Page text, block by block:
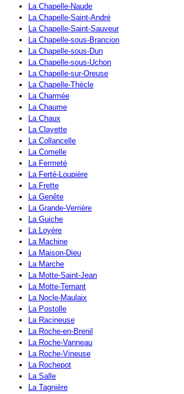
La Chapelle-Naude
La Chapelle-Saint-André
La Chapelle-Saint-Sauveur
La Chapelle-sous-Brancion
La Chapelle-sous-Dun
La Chapelle-sous-Uchon
La Chapelle-sur-Oreuse
La Chapelle-Thècle
La Charmée
La Chaume
La Chaux
La Clayette
La Collancelle
La Comelle
La Fermeté
La Ferté-Loupière
La Frette
La Genête
La Grande-Verrière
La Guiche
La Loyère
La Machine
La Maison-Dieu
La Marche
La Motte-Saint-Jean
La Motte-Ternant
La Nocle-Maulaix
La Postolle
La Racineuse
La Roche-en-Brenil
La Roche-Vanneau
La Roche-Vineuse
La Rochepot
La Salle
La Tagnière